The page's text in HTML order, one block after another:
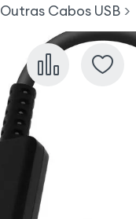
Outras Cabos USB